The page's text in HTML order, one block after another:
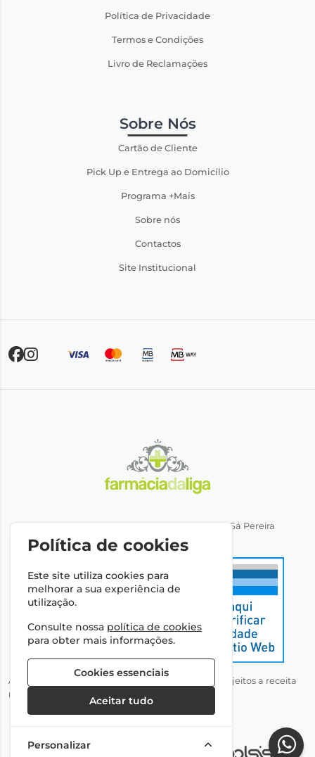
Política de Privacidade
Termos e Condições
Livro de Reclamações
Sobre Nós
Cartão de Cliente
Pick Up e Entrega ao Domicílio
Programa +Mais
Sobre nós
Contactos
Site Institucional
Direção Técnica: Dra. Ana Rita Miranda de Sá Pereira
NIPC: 501064974
Autorizado a disponibilizar medicamentos não sujeitos a receita
médica através da Internet pelo Infarmed, I.P.
Política de cookies
Este site utiliza cookies para
melhorar a sua experiência de
utilização.
Consulte nossa política de cookies
para obter mais informações.
Cookies essenciais
Aceitar tudo
Personalizar